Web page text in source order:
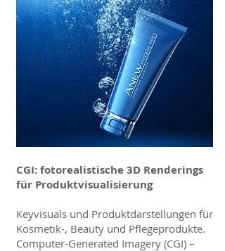
CGI: fotorealistische 3D Renderings
für Produktvisualisierung
Keyvisuals und Produktdarstellungen für
Kosmetik-, Beauty und Pflegeprodukte.
Computer-Generated Imagery (CGI) –